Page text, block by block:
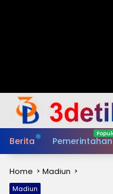
Berita Pemerintahan
Home Madiun
Madiun